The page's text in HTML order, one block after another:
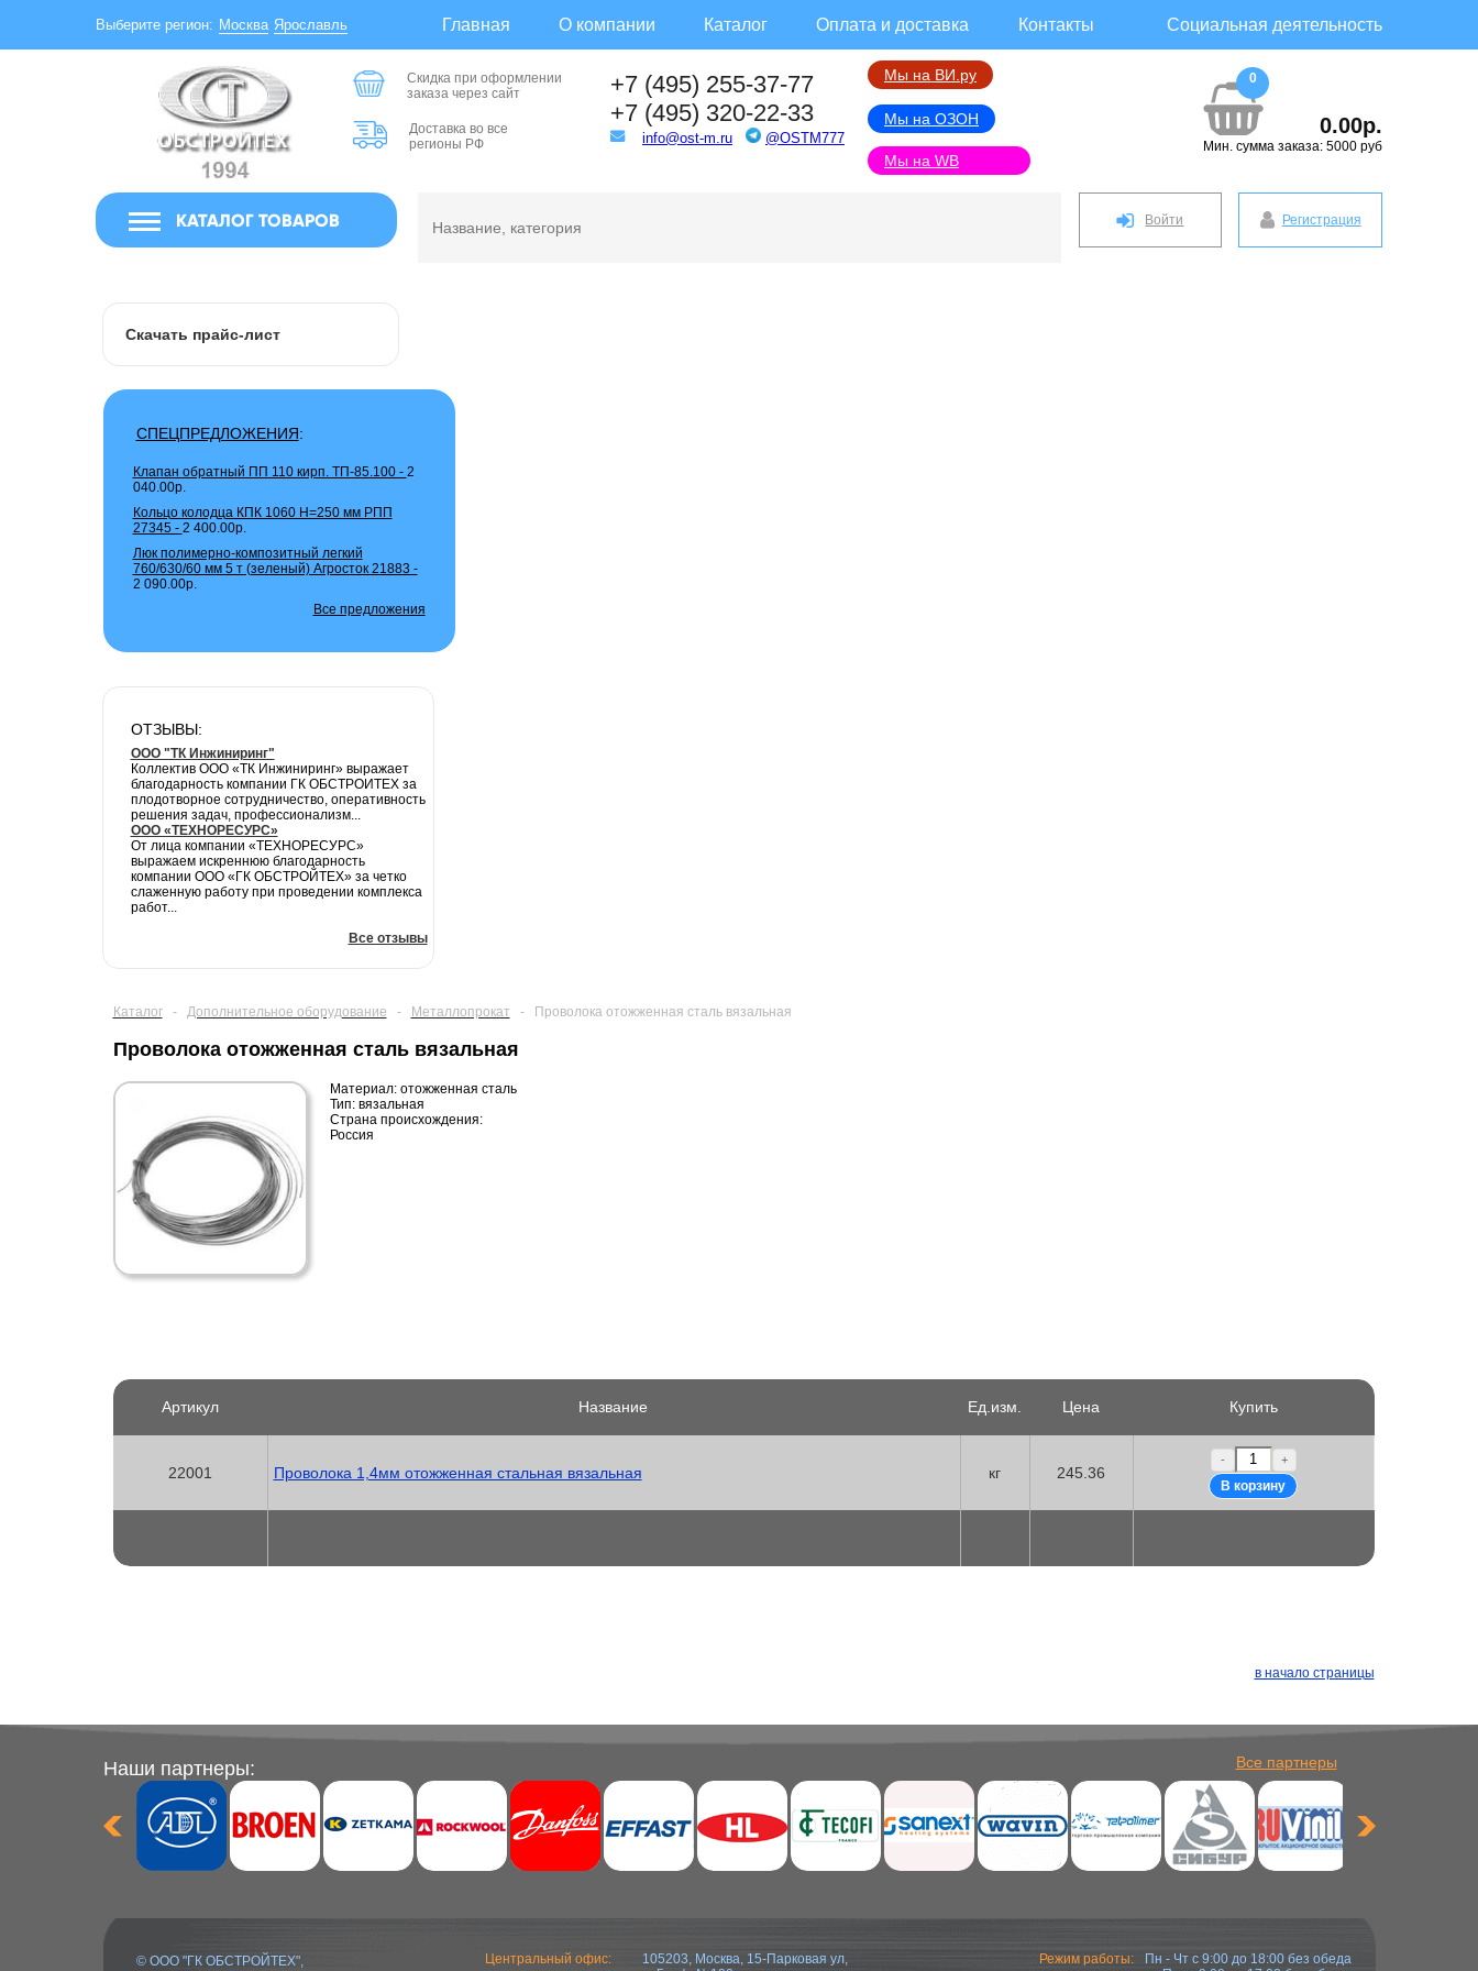
Выберите регион: Москва Ярославль Главная О компании Каталог Оплата и доставка Контакты Социальная деятельность
Скидка при оформлении
заказа через сайт
Доставка во все
регионы РФ
+7 (495) 255-37-77
+7 (495) 320-22-33
info@ost-m.ru @OSTM777
Мы на ВИ.ру
Мы на ОЗОН
Мы на WB
0
0.00р.
Мин. сумма заказа: 5000 руб
КАТАЛОГ ТОВАРОВ Регистрация
Войти
Скачать прайс-лист
СПЕЦПРЕДЛОЖЕНИЯ:
Клапан обратный ПП 110 кирп. ТП-85.100 - 2
040.00р.
Кольцо колодца КПК 1060 H=250 мм РПП
27345 - 2 400.00р.
Люк полимерно-композитный легкий
760/630/60 мм 5 т (зеленый) Агросток 21883 -
2 090.00р.
Все предложения
ОТЗЫВЫ:
ООО "ТК Инжиниринг"
Коллектив ООО «ТК Инжиниринг» выражает
благодарность компании ГК ОБСТРОИТЕХ за
плодотворное сотрудничество, оперативность
решения задач, профессионализм...
ООО «ТЕХНОРЕСУРС»
От лица компании «ТЕХНОРЕСУРС»
выражаем искреннюю благодарность
компании ООО «ГК ОБСТРОЙТЕХ» за четко
слаженную работу при проведении комплекса
работ...
Все отзывы
Каталог - Дополнительное оборудование - Металлопрокат - Проволока отожженная сталь вязальная
Проволока отожженная сталь вязальная
Материал: отожженная сталь
Тип: вязальная
Страна происхождения:
Россия
Артикул Название Ед.изм. Цена Купить
22001 Проволока 1,4мм отожженная стальная вязальная кг 245.36
- +
в начало страницы
Наши партнеры: Все партнеры
© ООО "ГК ОБСТРОЙТЕХ", Центральный офис:
105203, Москва, 15-Парковая ул,
Режим работы:
Пн - Чт с 9:00 до 18:00 без обеда